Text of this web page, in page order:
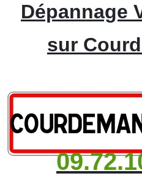
Dépannage
sur